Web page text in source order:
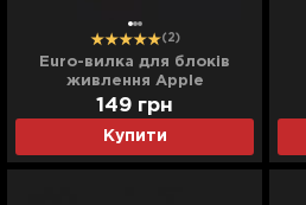
(2)
Euro-вилка для блоків
живлення Apple
Купити
149 грн